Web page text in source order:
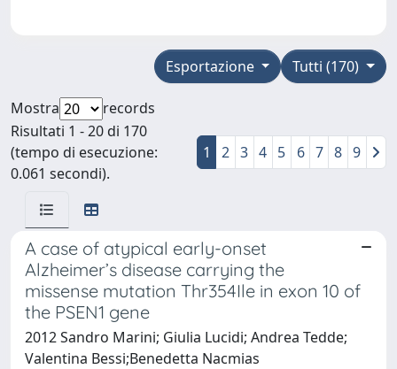
Tutti (170)
Esportazione
Mostra
records
Risultati 1 - 20 di 170
(tempo di esecuzione:
0.061 secondi).
1 2 3 4 5 6 7 8 9
A case of atypical early-onset
Alzheimer’s disease carrying the
missense mutation Thr354Ile in exon 10 of
the PSEN1 gene
2012 Sandro Marini; Giulia Lucidi; Andrea Tedde;
Valentina Bessi;Benedetta Nacmias